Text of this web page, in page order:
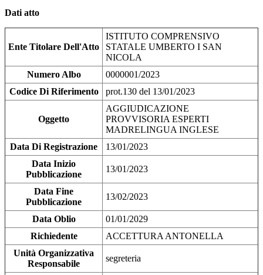
Dati atto
Ente Titolare Dell'Atto
ISTITUTO COMPRENSIVO
STATALE UMBERTO I SAN
NICOLA
Numero Albo
0000001/2023
Codice Di Riferimento
prot.130 del 13/01/2023
Oggetto
AGGIUDICAZIONE
PROVVISORIA ESPERTI
MADRELINGUA INGLESE
Data Di Registrazione
13/01/2023
Data Inizio
Pubblicazione
13/01/2023
Data Fine
Pubblicazione
13/02/2023
Data Oblio
01/01/2029
Richiedente
ACCETTURA ANTONELLA
Unità Organizzativa
Responsabile
segreteria